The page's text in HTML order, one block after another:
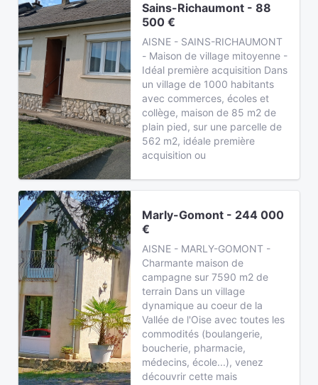
Sains-Richaumont - 88
500 €
AISNE - SAINS-RICHAUMONT
- Maison de village mitoyenne -
Idéal première acquisition Dans
un village de 1000 habitants
avec commerces, écoles et
collège, maison de 85 m2 de
plain pied, sur une parcelle de
562 m2, idéale première
acquisition ou
Marly-Gomont - 244 000
€
AISNE - MARLY-GOMONT -
Charmante maison de
campagne sur 7590 m2 de
terrain Dans un village
dynamique au coeur de la
Vallée de l'Oise avec toutes les
commodités (boulangerie,
boucherie, pharmacie,
médecins, école...), venez
découvrir cette mais